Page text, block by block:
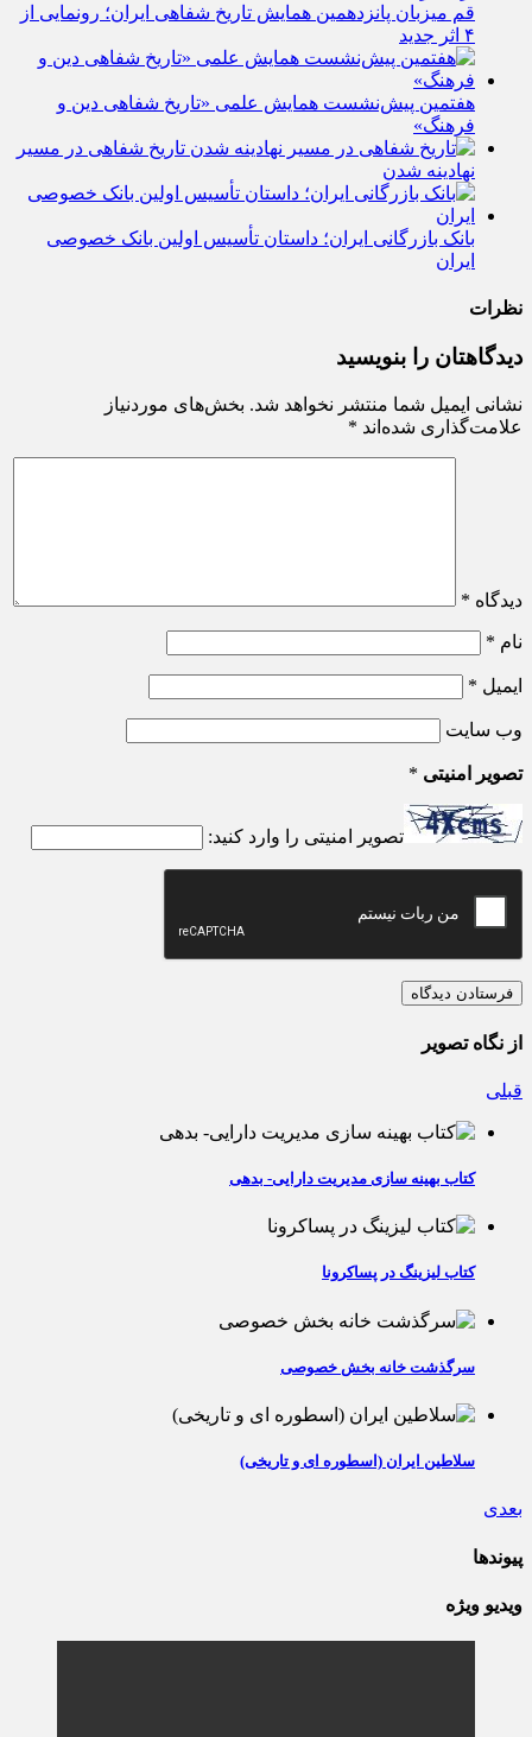
قم میزبان پانزدهمین همایش تاریخ شفاهی ایران؛ رونمایی از
۴ اثر جدید
هفتمین پیش‌نشست همایش علمی «تاریخ شفاهی دین و
فرهنگ»
تاریخ شفاهی در مسیر
نهادینه شدن
بانک بازرگانی ایران؛ داستان تأسیس اولین بانک خصوصی
ایران
نظرات
دیدگاهتان را بنویسید
نشانی ایمیل شما منتشر نخواهد شد. بخش‌های موردنیاز
علامت‌گذاری شده‌اند *
دیدگاه *
نام *
ایمیل *
وب‌ سایت
تصویر امنیتی *
تصویر امنیتی را وارد کنید:
از نگاه تصویر
قبلی
کتاب بهینه سازی مدیریت دارایی- بدهی
کتاب لیزینگ در پساکرونا
سرگذشت خانه بخش خصوصی
سلاطین ایران (اسطوره ای و تاریخی)
بعدی
پیوندها
ویدیو ویژه